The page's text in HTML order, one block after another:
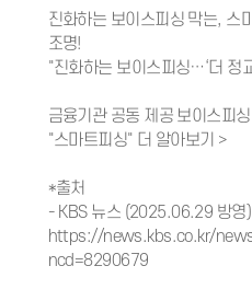
진화하는 보이스피싱 막는, 스
조명!
"진화하는 보이스피싱…‘더 정
금융기관 공동 제공 보이스피
"스마트피싱" 더 알아보기 >
*출처
- KBS 뉴스 (2025.06.29 방영
https://news.kbs.co.kr/
ncd=8290679